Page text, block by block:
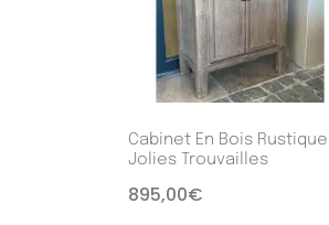
Cabinet En Bois Rustique |
Jolies Trouvailles
895,00€